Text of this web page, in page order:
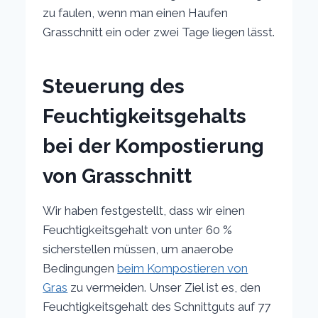
zu faulen, wenn man einen Haufen
Grasschnitt ein oder zwei Tage liegen lässt.
Steuerung des
Feuchtigkeitsgehalts
bei der Kompostierung
von Grasschnitt
Wir haben festgestellt, dass wir einen
Feuchtigkeitsgehalt von unter 60 %
sicherstellen müssen, um anaerobe
Bedingungenbeim Kompostieren von
Gras zu vermeiden. Unser Ziel ist es, den
Feuchtigkeitsgehalt des Schnittguts auf 77